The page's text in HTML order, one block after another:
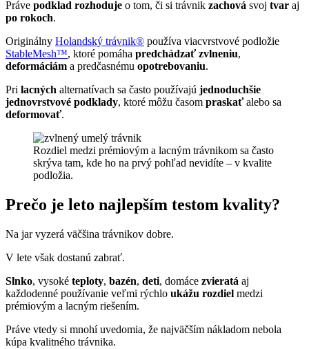
Práve podklad rozhoduje o tom, či si trávnik zachová svoj tvar aj
po rokoch.
Originálny Holandský trávnik® používa viacvrstvové podložie
StableMesh™, ktoré pomáha predchádzať zvlneniu,
deformáciám a predčasnému opotrebovaniu.
Pri lacných alternatívach sa často používajú jednoduchšie
jednovrstvové podklady, ktoré môžu časom praskaťalebo sa
deformovať.
Rozdiel medzi prémiovým a lacným trávnikom sa často
skrýva tam, kde ho na prvý pohľad nevidíte – v kvalite
podložia.
Prečo je leto najlepším testom kvality?
Na jar vyzerá väčšina trávnikov dobre.
V lete však dostanú zabrať.
Slnko, vysoké teploty, bazén, deti, domáce zvieratá aj
každodenné používanie veľmi rýchlo ukážu rozdiel medzi
prémiovým a lacným riešením.
Práve vtedy si mnohí uvedomia, že najväčším nákladom nebola
kúpa kvalitného trávnika.